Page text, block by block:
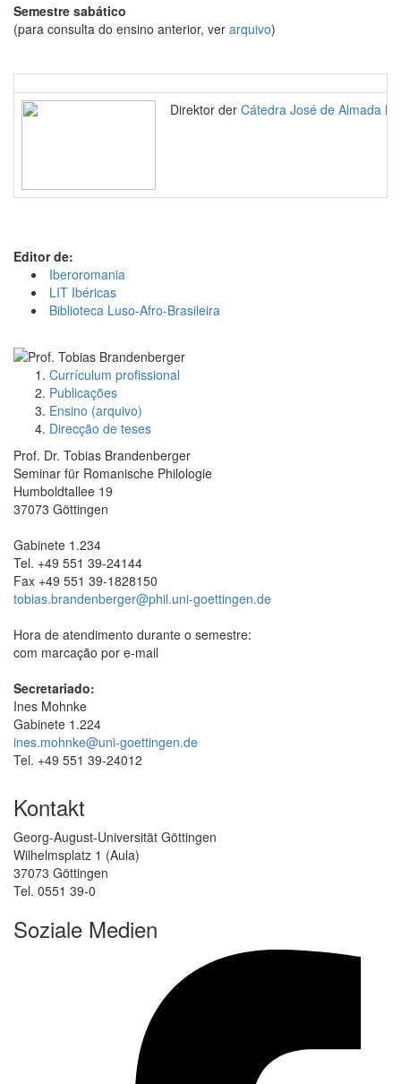
Semestre sabático
(para consulta do ensino anterior, ver arquivo)
Direktor der Cátedra José de Almada
Editor de:
Iberoromania
LIT Ibéricas
Biblioteca Luso-Afro-Brasileira
Currículum profissional
Publicações
Ensino (arquivo)
Direcção de teses
Prof. Dr. Tobias Brandenberger
Seminar für Romanische Philologie
Humboldtallee 19
37073 Göttingen
Gabinete 1.234
Tel. +49 551 39-24144
Fax +49 551 39-1828150
tobias.brandenberger@phil.uni-goettingen.de
Hora de atendimento durante o semestre:
com marcação por e-mail
Secretariado:
Ines Mohnke
Gabinete 1.224
ines.mohnke@uni-goettingen.de
Tel. +49 551 39-24012
Kontakt
Georg-August-Universität Göttingen
Wilhelmsplatz 1 (Aula)
37073 Göttingen
Tel. 0551 39-0
Soziale Medien